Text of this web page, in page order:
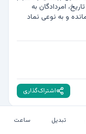
اشتراک‌گذاری
تبدیل ساعت